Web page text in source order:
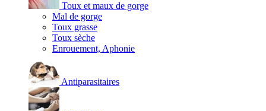
Toux et maux de gorge
Mal de gorge
Toux grasse
Toux sèche
Enrouement, Aphonie
Antiparasitaires